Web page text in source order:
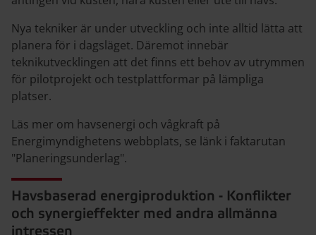
Nya tekniker är under utveckling och inte alltid lätta att
planera för i dagsläget. Däremot innebär
teknikutvecklingen att det finns ett behov av utrymmen
för pilotprojekt och testplattformar på lämpliga
platser.
Läs mer om havsenergi och vågkraft på
Energimyndighetens webbplats, se länk i faktarutan
"Planeringsunderlag".
Havsbaserad energiproduktion - Konflikter
och synergieffekter med andra allmänna